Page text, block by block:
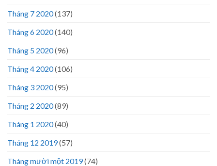
Tháng 7 2020(137)
Tháng 6 2020(140)
Tháng 5 2020(96)
Tháng 4 2020(106)
Tháng 3 2020(95)
Tháng 2 2020(89)
Tháng 1 2020(40)
Tháng 12 2019(57)
Tháng mười một 2019(74)